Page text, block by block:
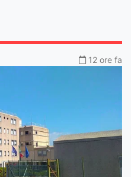
12 ore fa